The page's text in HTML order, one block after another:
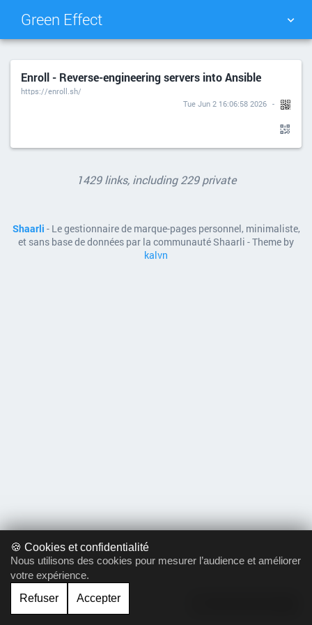
Green Effect
NUAGE DE TAGS MUR D'IMAGES
RECHERCHER
Enroll - Reverse-engineering servers into Ansible
https://enroll.sh/
Tue Jun 2 16:06:58 2026
1429 links, including 229 private
Shaarli - Le gestionnaire de marque-pages personnel, minimaliste,
et sans base de données par la communauté Shaarli - Theme by
kalvn
🍪 Cookies et confidentialité
Nous utilisons des cookies pour mesurer l’audience et améliorer
votre expérience.
Refuser
Accepter